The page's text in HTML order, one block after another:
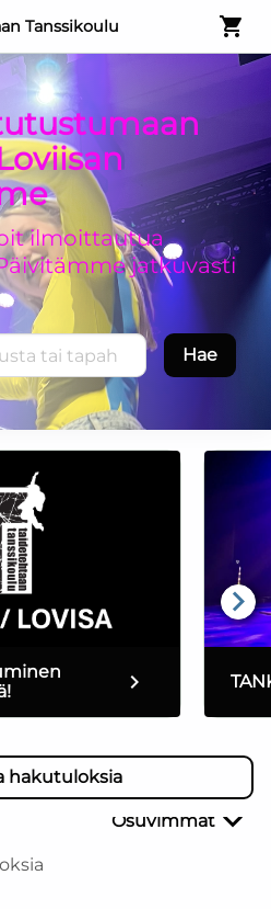
Tanssikoulu
ilmoittautua
jatkuvasti
Hae
hakutuloksia
Osuvimmat